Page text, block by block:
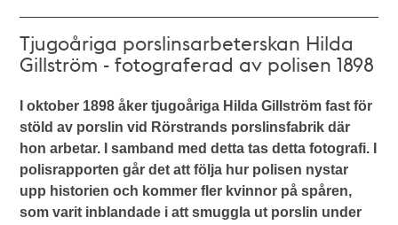
Tjugoåriga porslinsarbeterskan Hilda
Gillström - fotograferad av polisen 1898
I oktober 1898 åker tjugoåriga Hilda Gillström fast för
stöld av porslin vid Rörstrands porslinsfabrik där
hon arbetar. I samband med detta tas detta fotografi. I
polisrapporten går det att följa hur polisen nystar
upp historien och kommer fler kvinnor på spåren,
som varit inblandade i att smuggla ut porslin under